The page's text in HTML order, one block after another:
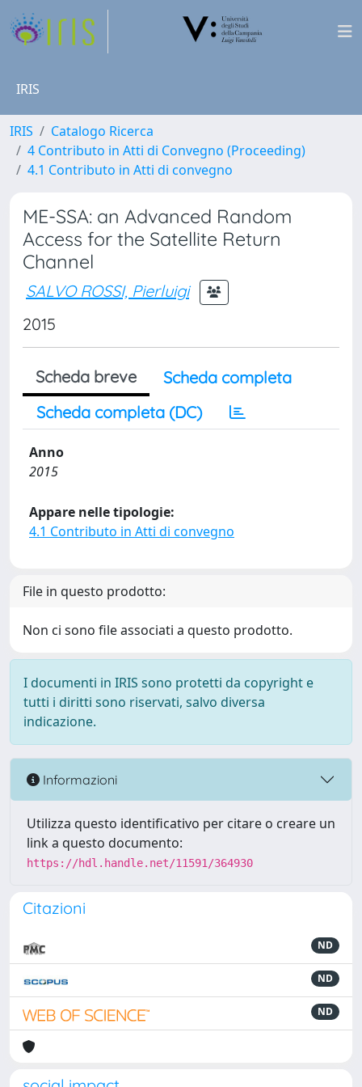
IRIS
IRIS
Catalogo Ricerca
4 Contributo in Atti di Convegno (Proceeding)
4.1 Contributo in Atti di convegno
ME-SSA: an Advanced Random
Access for the Satellite Return
Channel
SALVO ROSSI, Pierluigi
2015
Scheda breve
Scheda completa
Scheda completa (DC)
Anno
2015
Appare nelle tipologie:
4.1 Contributo in Atti di convegno
File in questo prodotto:
Non ci sono file associati a questo prodotto.
I documenti in IRIS sono protetti da copyright e
tutti i diritti sono riservati, salvo diversa
indicazione.
Informazioni
Utilizza questo identificativo per citare o creare un
link a questo documento:
https://hdl.handle.net/11591/364930
Citazioni
ND
ND
ND